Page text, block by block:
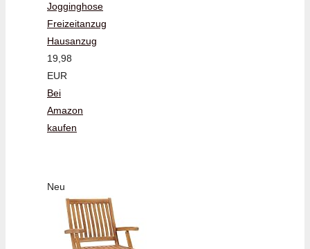
Jogginghose
Freizeitanzug
Hausanzug
19,98
EUR
Bei
Amazon
kaufen
Neu